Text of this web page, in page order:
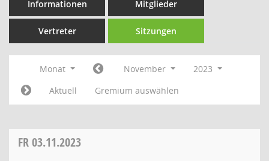
Informationen Mitglieder
Vertreter Sitzungen
Monat November
2023
Aktuell
Gremium auswählen
FR03.11.2023